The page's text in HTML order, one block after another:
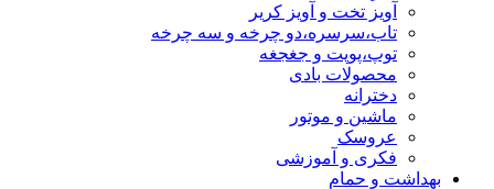
آویز تخت و آویز کریر
تاب،سرسره،دو چرخه و سه چرخه
توپ،پوپت و جغجغه
محصولات بادی
دخترانه
ماشین و موتور
عروسک
فکری و آموزشی
بهداشت و حمام